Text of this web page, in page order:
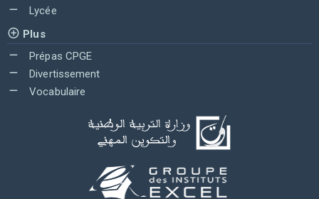
Lycée
Plus
Prépas CPGE
Divertissement
Vocabulaire